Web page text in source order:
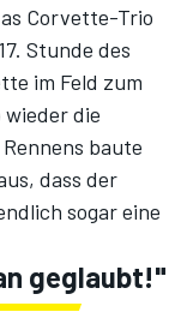
Corvette-Trio
Stunde des
im Feld zum
die
baute
dass der
sogar eine
geglaubt!"